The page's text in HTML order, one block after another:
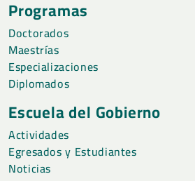
Programas
Doctorados
Maestrías
Especializaciones
Diplomados
Escuela del Gobierno
Actividades
Egresados y Estudiantes
Noticias